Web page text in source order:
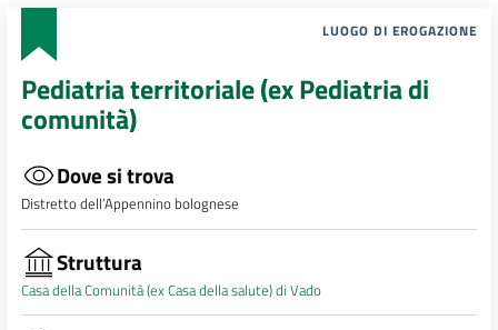
LUOGO DI EROGAZIONE
Pediatria territoriale (ex Pediatria di
comunità)
Dove si trova
Distretto dell’Appennino bolognese
Struttura
Casa della Comunità (ex Casa della salute) di Vado